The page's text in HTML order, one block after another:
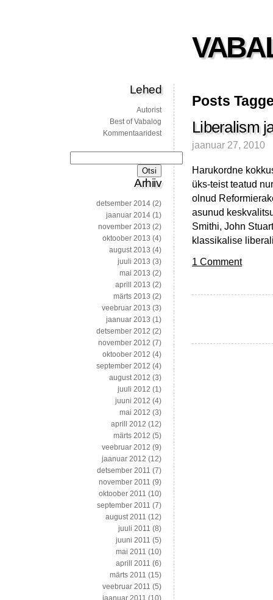
Posts
Liberalism
jaanuar 27, 2010
Harukordne
üks-teist teatud
olnud
asunud
Smithi, John
klassikalise
1 Comment
Lehed
Autorist
Best of Vabalog
Kommentaaridest
Arhiiv
detsember 2014 (2)
jaanuar 2014 (1)
november 2013 (2)
oktoober 2013 (4)
august 2013 (4)
juuli 2013 (3)
mai 2013 (2)
aprill 2013 (2)
märts 2013 (2)
veebruar 2013 (3)
jaanuar 2013 (1)
detsember 2012 (2)
november 2012 (7)
oktoober 2012 (4)
september 2012 (4)
august 2012 (3)
juuli 2012 (1)
juuni 2012 (4)
mai 2012 (3)
aprill 2012 (12)
märts 2012 (5)
veebruar 2012 (9)
jaanuar 2012 (12)
detsember 2011 (7)
november 2011 (9)
oktoober 2011 (10)
september 2011 (7)
august 2011 (12)
juuli 2011 (8)
juuni 2011 (5)
mai 2011 (10)
aprill 2011 (6)
märts 2011 (15)
veebruar 2011 (5)
jaanuar 2011 (10)